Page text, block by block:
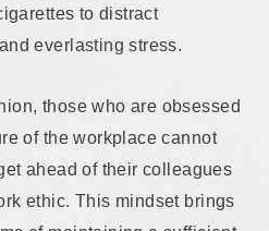
to distract
everlasting stress.
those who are obsessed
of the workplace cannot
ahead of their colleagues
ethic. This mindset brings